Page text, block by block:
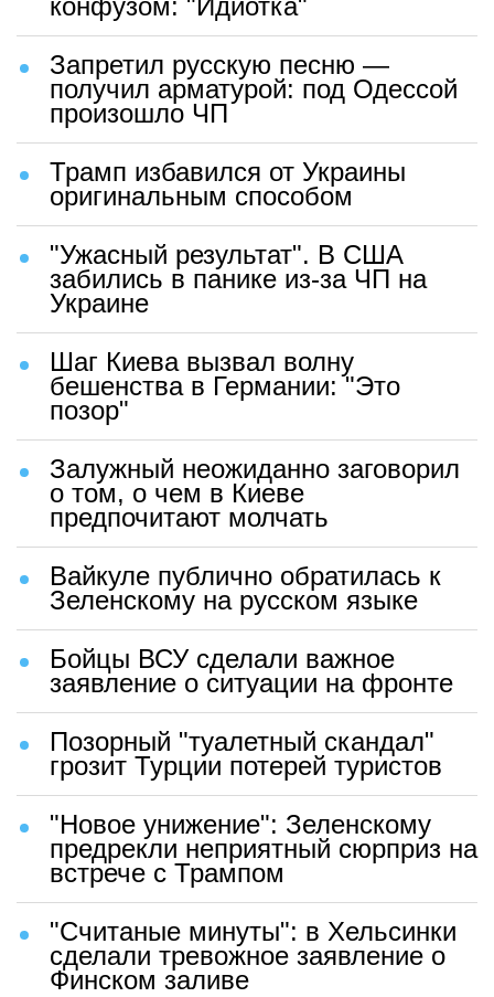
конфузом: "Идиотка"
Запретил русскую песню —
получил арматурой: под Одессой
произошло ЧП
Трамп избавился от Украины
оригинальным способом
"Ужасный результат". В США
забились в панике из-за ЧП на
Украине
Шаг Киева вызвал волну
бешенства в Германии: "Это
позор"
Залужный неожиданно заговорил
о том, о чем в Киеве
предпочитают молчать
Вайкуле публично обратилась к
Зеленскому на русском языке
Бойцы ВСУ сделали важное
заявление о ситуации на фронте
Позорный "туалетный скандал"
грозит Турции потерей туристов
"Новое унижение": Зеленскому
предрекли неприятный сюрприз на
встрече с Трампом
"Считаные минуты": в Хельсинки
сделали тревожное заявление о
Финском заливе